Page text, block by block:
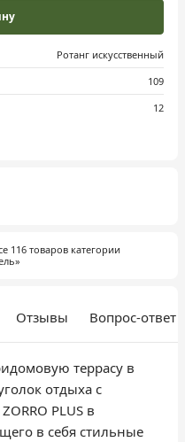
Ротанг искусственный
109
12
116 товаров категории
Отзывы Вопрос-ответ
террасу в
отдыха с
PLUS в
в себя стильные